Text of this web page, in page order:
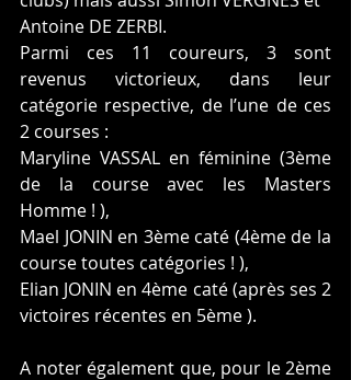
Antoine DE ZERBI.
Parmi ces 11 coureurs, 3 sont
revenus victorieux, dans leur
catégorie respective, de l’une de ces
2 courses :
Maryline VASSAL en féminine (3ème
de la course avec les Masters
Homme ! ),
Mael JONIN en 3ème caté (4ème de la
course toutes catégories ! ),
Elian JONIN en 4ème caté (après ses 2
victoires récentes en 5ème ).
A noter également que, pour le 2ème